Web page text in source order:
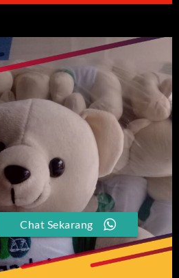
Chat Sekarang